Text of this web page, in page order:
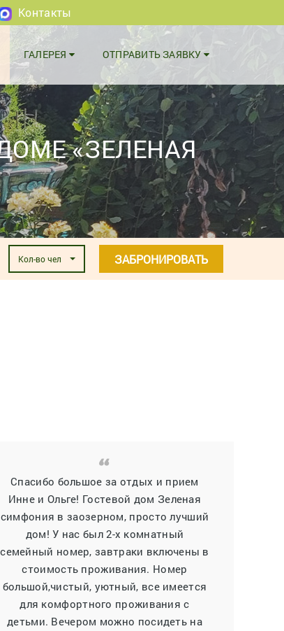
Контакты
ГАЛЕРЕЯ ОТПРАВИТЬ ЗАЯВКУ
«ЗЕЛЕНАЯ
Кол-во чел ЗАБРОНИРОВАТЬ
Спасибо большое за отдых и прием
Инне и Ольге! Гостевой дом Зеленая
симфония в заозерном, просто лучший
дом! У нас был 2-х комнатный
семейный номер, завтраки включены в
стоимость проживания. Номер
большой,чистый, уютный, все имеется
для комфортного проживания с
детьми. Вечером можно посидеть на